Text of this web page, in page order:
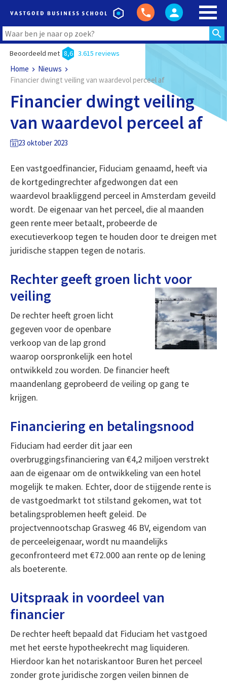
Beoordeeld met 8,6 3.615 reviews
Home
Nieuws
Financier dwingt veiling van waardevol perceel af
Financier dwingt veiling
van waardevol perceel af
23 oktober 2023
Een vastgoedfinancier, Fiduciam genaamd, heeft via
de kortgedingrechter afgedwongen dat een
waardevol braakliggend perceel in Amsterdam geveild
wordt. De eigenaar van het perceel, die al maanden
geen rente meer betaalt, probeerde de
executieverkoop tegen te houden door te dreigen met
juridische stappen tegen de notaris.
Rechter geeft groen licht voor
veiling
De rechter heeft groen licht
gegeven voor de openbare
verkoop van de lap grond
waarop oorspronkelijk een hotel
ontwikkeld zou worden. De financier heeft
maandenlang geprobeerd de veiling op gang te
krijgen.
Financiering en betalingsnood
Fiduciam had eerder dit jaar een
overbruggingsfinanciering van €4,2 miljoen verstrekt
aan de eigenaar om de ontwikkeling van een hotel
mogelijk te maken. Echter, door de stijgende rente is
de vastgoedmarkt tot stilstand gekomen, wat tot
betalingsproblemen heeft geleid. De
projectvennootschap Grasweg 46 BV, eigendom van
de perceeleigenaar, wordt nu maandelijks
geconfronteerd met €72.000 aan rente op de lening
als boeterente.
Uitspraak in voordeel van
financier
De rechter heeft bepaald dat Fiduciam het vastgoed
met het eerste hypotheekrecht mag liquideren.
Hierdoor kan het notariskantoor Buren het perceel
zonder grote juridische zorgen veilen binnen de